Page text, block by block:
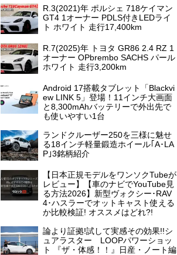
R.3(2021)年 ポルシェ 718ケイマン
GT4 1オーナー PDLS付きLEDライ
ト ホワイト 走行17,400km
R.7(2025)年 トヨタ GR86 2.4 RZ 1
オーナー OPbrembo SACHS パール
ホワイト 走行3,200km
Android 17搭載タブレット「Blackvi
ew LINK 5」登場！11インチ大画面
と8,300mAhバッテリーで外出先で
も使いやすい1台
ランドクルーザー250を三様に魅せ
る18インチ軽量鍛造ホイール｢A･LA
P｣3銘柄紹介
【日本正規モデルをワンソクTubeが
レビュー】【車のナビでYouTube見
る方法2026】新型ヴォクシー･RAV
4･ハスラーでオットキャスト使える
か比較検証! オススメはどれ?!
論より証拠!試して実感その効果!!シ
ュアラスター LOOPパワーショッ
ト 『ザ・体感！！』日産・ノート編